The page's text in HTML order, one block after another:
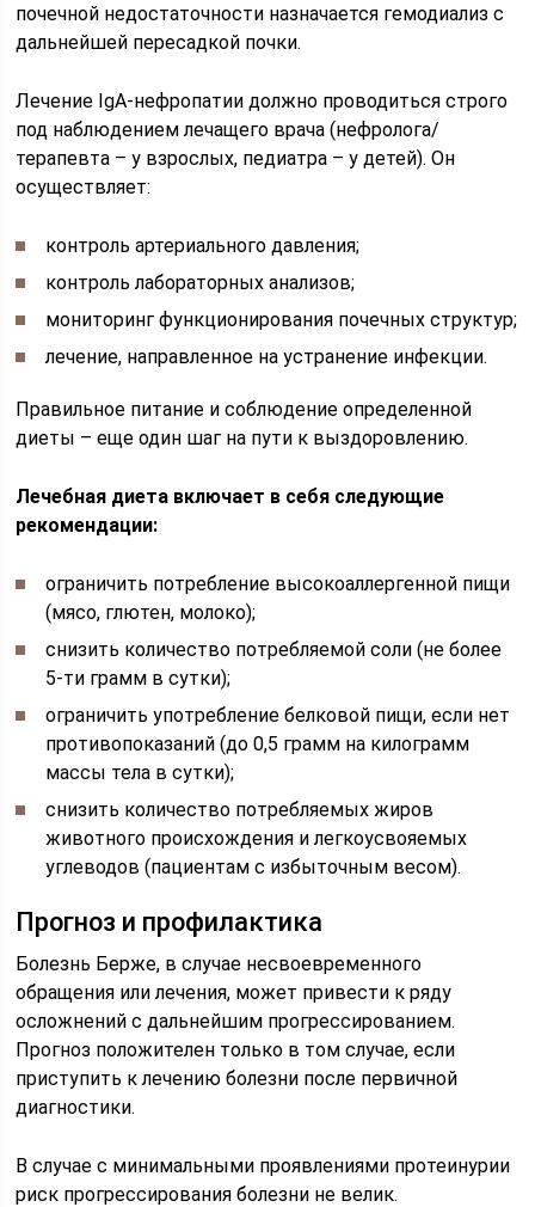
почечной недостаточности назначается гемодиализ с
дальнейшей пересадкой почки.
Лечение IgA-нефропатии должно проводиться строго
под наблюдением лечащего врача (нефролога/
терапевта – у взрослых, педиатра – у детей). Он
осуществляет:
контроль артериального давления;
контроль лабораторных анализов;
мониторинг функционирования почечных структур;
лечение, направленное на устранение инфекции.
Правильное питание и соблюдение определенной
диеты – еще один шаг на пути к выздоровлению.
Лечебная диета включает в себя следующие
рекомендации:
ограничить потребление высокоаллергенной пищи
(мясо, глютен, молоко);
снизить количество потребляемой соли (не более
5-ти грамм в сутки);
ограничить употребление белковой пищи, если нет
противопоказаний (до 0,5 грамм на килограмм
массы тела в сутки);
снизить количество потребляемых жиров
животного происхождения и легкоусвояемых
углеводов (пациентам с избыточным весом).
Прогноз и профилактика
Болезнь Берже, в случае несвоевременного
обращения или лечения, может привести к ряду
осложнений с дальнейшим прогрессированием.
Прогноз положителен только в том случае, если
приступить к лечению болезни после первичной
диагностики.
В случае с минимальными проявлениями протеинурии
риск прогрессирования болезни не велик.